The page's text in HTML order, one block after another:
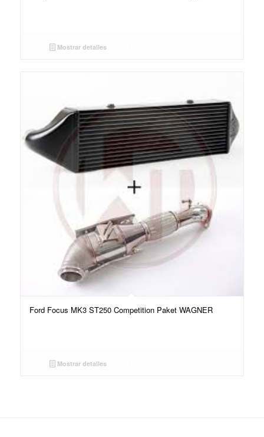
Mostrar detalles
Ford Focus MK3 ST250 Competition Paket WAGNER
Mostrar detalles